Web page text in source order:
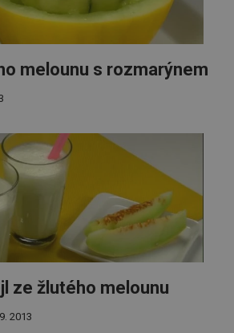
melounu s rozmarýnem
ze žlutého melounu
2013